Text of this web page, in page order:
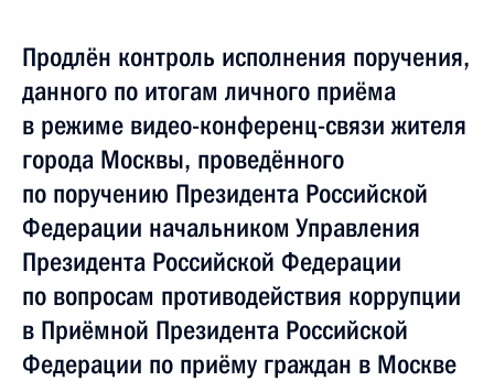
Продлён контроль исполнения поручения,
данного по итогам личного приёма
в режиме видео-конференц-связи жителя
города Москвы, проведённого
по поручению Президента Российской
Федерации начальником Управления
Президента Российской Федерации
по вопросам противодействия коррупции
в Приёмной Президента Российской
Федерации по приёму граждан в Москве